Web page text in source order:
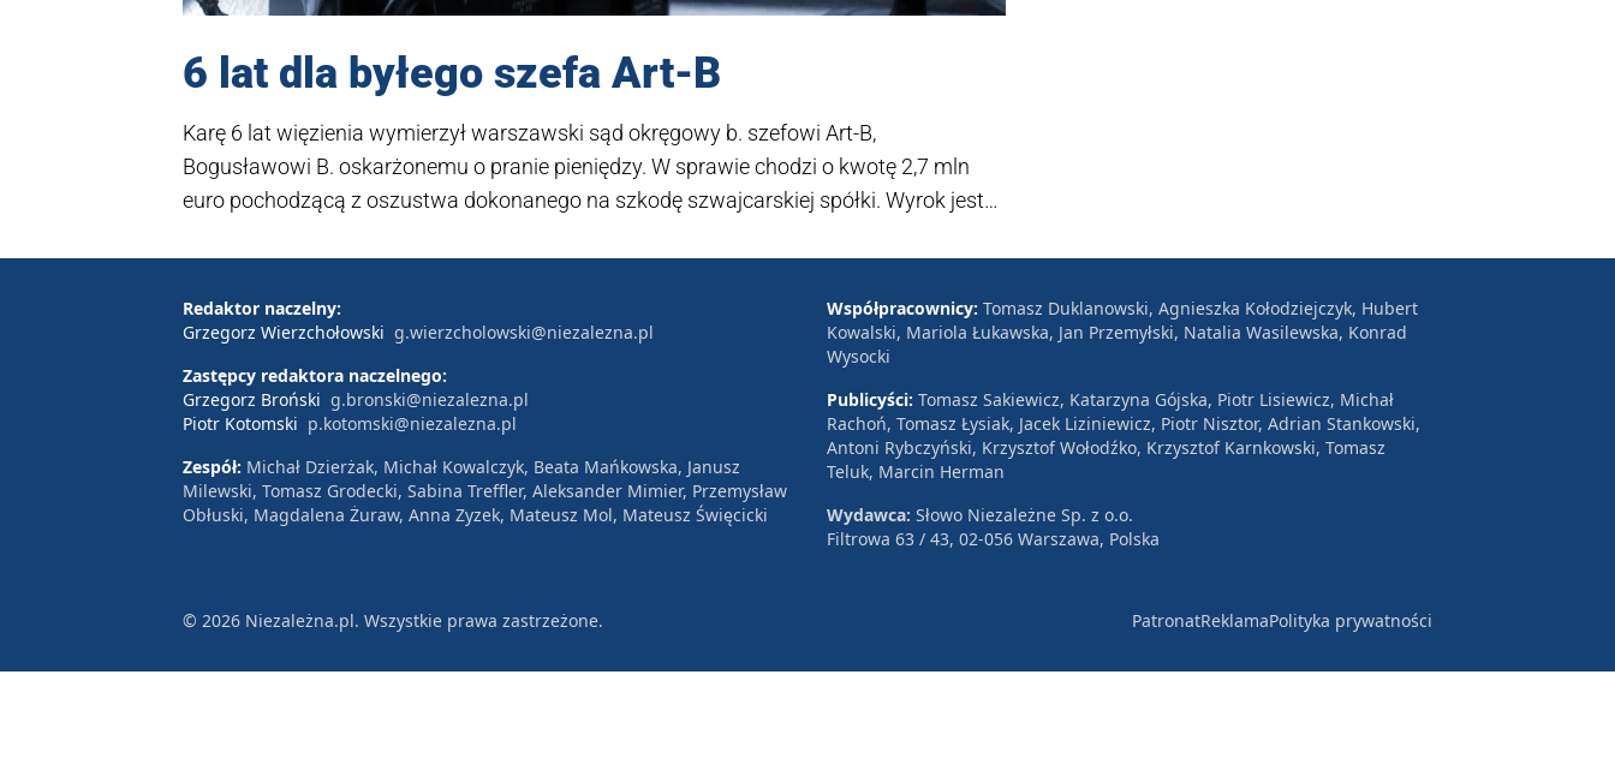
6 lat dla byłego szefa Art-B
Karę 6 lat więzienia wymierzył warszawski sąd okręgowy b. szefowi Art-B,
Bogusławowi B. oskarżonemu o pranie pieniędzy. W sprawie chodzi o kwotę 2,7 mln
euro pochodzącą z oszustwa dokonanego na szkodę szwajcarskiej spółki. Wyrok jest
Redaktor naczelny:
Grzegorz Wierzchołowski g.wierzcholowski@niezalezna.pl
Zastępcy redaktora naczelnego:
Grzegorz Broński g.bronski@niezalezna.pl
Piotr Kotomski p.kotomski@niezalezna.pl
Zespół: Michał Dzierżak, Michał Kowalczyk, Beata Mańkowska, Janusz
Milewski, Tomasz Grodecki, Sabina Treffler, Aleksander Mimier, Przemysław
Obłuski, Magdalena Żuraw, Anna Zyzek, Mateusz Mol, Mateusz Święcicki
Współpracownicy: Tomasz Duklanowski, Agnieszka Kołodziejczyk, Hubert
Kowalski, Mariola Łukawska, Jan Przemyłski, Natalia Wasilewska, Konrad
Wysocki
Publicyści: Tomasz Sakiewicz, Katarzyna Gójska, Piotr Lisiewicz, Michał
Rachoń, Tomasz Łysiak, Jacek Liziniewicz, Piotr Nisztor, Adrian Stankowski,
Antoni Rybczyński, Krzysztof Wołodźko, Krzysztof Karnkowski, Tomasz
Teluk, Marcin Herman
Wydawca: Słowo Niezależne Sp. z o.o.
Filtrowa 63 / 43, 02-056 Warszawa, Polska
© 2026 Niezależna.pl. Wszystkie prawa zastrzeżone. PatronatReklamaPolityka prywatności